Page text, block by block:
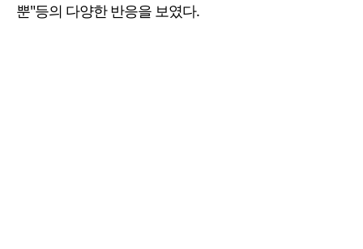
뿐"등의 다양한 반응을 보였다.